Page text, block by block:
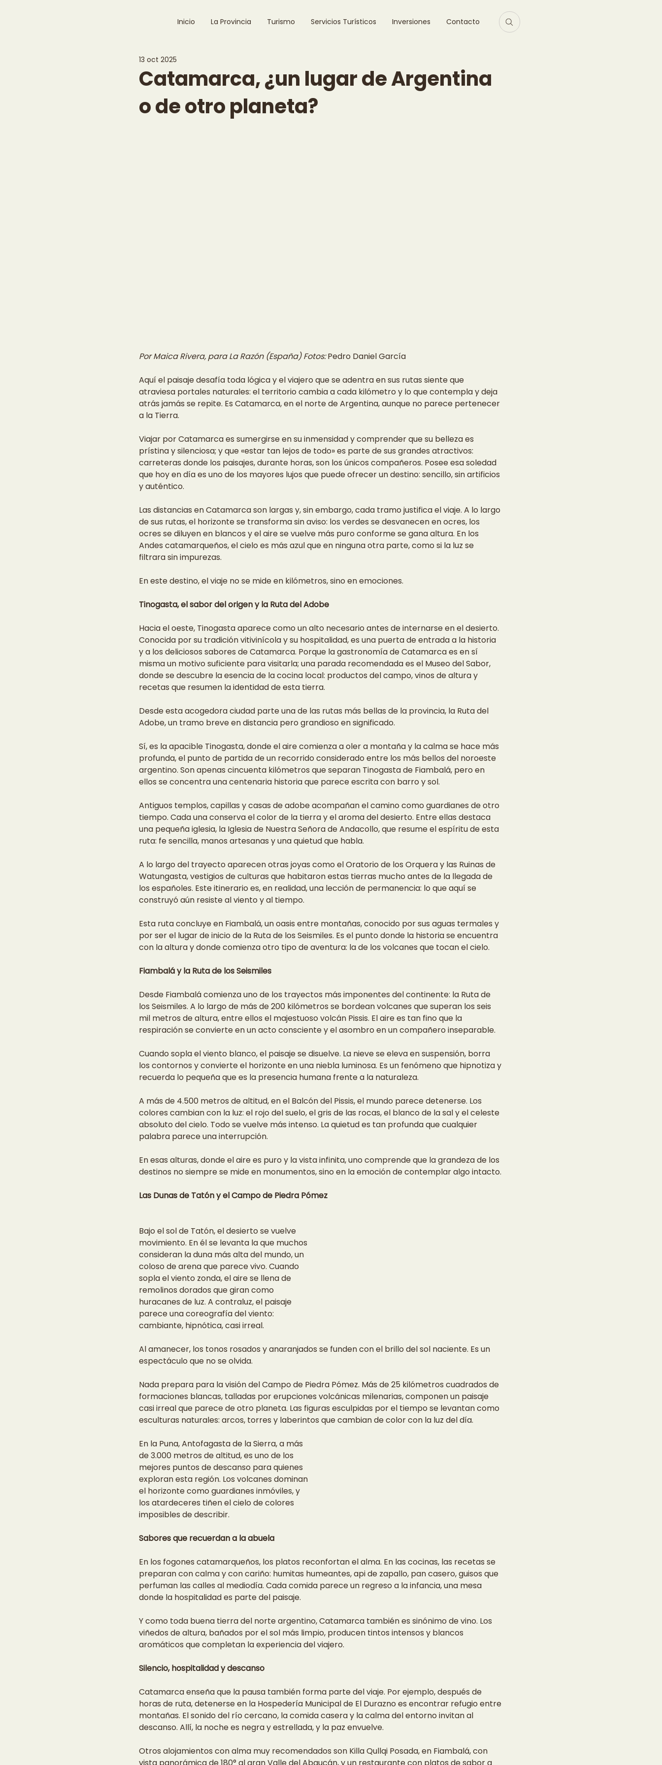
Inicio La Provincia Turismo Servicios Turísticos Inversiones Contacto
Catamarca, ¿un lugar de Argentina
o de otro planeta?
13 oct 2025
Por Maica Rivera, para La Razón (España) Fotos: Pedro Daniel García
Aquí el paisaje desafía toda lógica y el viajero que se adentra en sus rutas siente que
atraviesa portales naturales: el territorio cambia a cada kilómetro y lo que contempla y deja
atrás jamás se repite. Es Catamarca, en el norte de Argentina, aunque no parece pertenecer
a la Tierra.
Viajar por Catamarca es sumergirse en su inmensidad y comprender que su belleza es
prístina y silenciosa; y que «estar tan lejos de todo» es parte de sus grandes atractivos:
carreteras donde los paisajes, durante horas, son los únicos compañeros. Posee esa soledad
que hoy en día es uno de los mayores lujos que puede ofrecer un destino: sencillo, sin artificios
y auténtico.
Las distancias en Catamarca son largas y, sin embargo, cada tramo justifica el viaje. A lo largo
de sus rutas, el horizonte se transforma sin aviso: los verdes se desvanecen en ocres, los
ocres se diluyen en blancos y el aire se vuelve más puro conforme se gana altura. En los
Andes catamarqueños, el cielo es más azul que en ninguna otra parte, como si la luz se
filtrara sin impurezas.
En este destino, el viaje no se mide en kilómetros, sino en emociones.
Tinogasta, el sabor del origen y la Ruta del Adobe
Hacia el oeste, Tinogasta aparece como un alto necesario antes de internarse en el desierto.
Conocida por su tradición vitivinícola y su hospitalidad, es una puerta de entrada a la historia
y a los deliciosos sabores de Catamarca. Porque la gastronomía de Catamarca es en sí
misma un motivo suficiente para visitarla; una parada recomendada es el Museo del Sabor,
donde se descubre la esencia de la cocina local: productos del campo, vinos de altura y
recetas que resumen la identidad de esta tierra.
Desde esta acogedora ciudad parte una de las rutas más bellas de la provincia, la Ruta del
Adobe, un tramo breve en distancia pero grandioso en significado.
Sí, es la apacible Tinogasta, donde el aire comienza a oler a montaña y la calma se hace más
profunda, el punto de partida de un recorrido considerado entre los más bellos del noroeste
argentino. Son apenas cincuenta kilómetros que separan Tinogasta de Fiambalá, pero en
ellos se concentra una centenaria historia que parece escrita con barro y sol.
Antiguos templos, capillas y casas de adobe acompañan el camino como guardianes de otro
tiempo. Cada una conserva el color de la tierra y el aroma del desierto. Entre ellas destaca
una pequeña iglesia, la Iglesia de Nuestra Señora de Andacollo, que resume el espíritu de esta
ruta: fe sencilla, manos artesanas y una quietud que habla.
A lo largo del trayecto aparecen otras joyas como el Oratorio de los Orquera y las Ruinas de
Watungasta, vestigios de culturas que habitaron estas tierras mucho antes de la llegada de
los españoles. Este itinerario es, en realidad, una lección de permanencia: lo que aquí se
construyó aún resiste al viento y al tiempo.
Esta ruta concluye en Fiambalá, un oasis entre montañas, conocido por sus aguas termales y
por ser el lugar de inicio de la Ruta de los Seismiles. Es el punto donde la historia se encuentra
con la altura y donde comienza otro tipo de aventura: la de los volcanes que tocan el cielo.
Fiambalá y la Ruta de los Seismiles
Desde Fiambalá comienza uno de los trayectos más imponentes del continente: la Ruta de
los Seismiles. A lo largo de más de 200 kilómetros se bordean volcanes que superan los seis
mil metros de altura, entre ellos el majestuoso volcán Pissis. El aire es tan fino que la
respiración se convierte en un acto consciente y el asombro en un compañero inseparable.
Cuando sopla el viento blanco, el paisaje se disuelve. La nieve se eleva en suspensión, borra
los contornos y convierte el horizonte en una niebla luminosa. Es un fenómeno que hipnotiza y
recuerda lo pequeña que es la presencia humana frente a la naturaleza.
A más de 4.500 metros de altitud, en el Balcón del Pissis, el mundo parece detenerse. Los
colores cambian con la luz: el rojo del suelo, el gris de las rocas, el blanco de la sal y el celeste
absoluto del cielo. Todo se vuelve más intenso. La quietud es tan profunda que cualquier
palabra parece una interrupción.
En esas alturas, donde el aire es puro y la vista infinita, uno comprende que la grandeza de los
destinos no siempre se mide en monumentos, sino en la emoción de contemplar algo intacto.
Las Dunas de Tatón y el Campo de Piedra Pómez
Bajo el sol de Tatón, el desierto se vuelve
movimiento. En él se levanta la que muchos
consideran la duna más alta del mundo, un
coloso de arena que parece vivo. Cuando
sopla el viento zonda, el aire se llena de
remolinos dorados que giran como
huracanes de luz. A contraluz, el paisaje
parece una coreografía del viento:
cambiante, hipnótica, casi irreal.
Al amanecer, los tonos rosados y anaranjados se funden con el brillo del sol naciente. Es un
espectáculo que no se olvida.
Nada prepara para la visión del Campo de Piedra Pómez. Más de 25 kilómetros cuadrados de
formaciones blancas, talladas por erupciones volcánicas milenarias, componen un paisaje
casi irreal que parece de otro planeta. Las figuras esculpidas por el tiempo se levantan como
esculturas naturales: arcos, torres y laberintos que cambian de color con la luz del día.
En la Puna, Antofagasta de la Sierra, a más
de 3.000 metros de altitud, es uno de los
mejores puntos de descanso para quienes
exploran esta región. Los volcanes dominan
el horizonte como guardianes inmóviles, y
los atardeceres tiñen el cielo de colores
imposibles de describir.
Sabores que recuerdan a la abuela
En los fogones catamarqueños, los platos reconfortan el alma. En las cocinas, las recetas se
preparan con calma y con cariño: humitas humeantes, api de zapallo, pan casero, guisos que
perfuman las calles al mediodía. Cada comida parece un regreso a la infancia, una mesa
donde la hospitalidad es parte del paisaje.
Y como toda buena tierra del norte argentino, Catamarca también es sinónimo de vino. Los
viñedos de altura, bañados por el sol más limpio, producen tintos intensos y blancos
aromáticos que completan la experiencia del viajero.
Silencio, hospitalidad y descanso
Catamarca enseña que la pausa también forma parte del viaje. Por ejemplo, después de
horas de ruta, detenerse en la Hospedería Municipal de El Durazno es encontrar refugio entre
montañas. El sonido del río cercano, la comida casera y la calma del entorno invitan al
descanso. Allí, la noche es negra y estrellada, y la paz envuelve.
Otros alojamientos con alma muy recomendados son Killa Qullqi Posada, en Fiambalá, con
vista panorámica de 180° al gran Valle del Abaucán, y un restaurante con platos de sabor a